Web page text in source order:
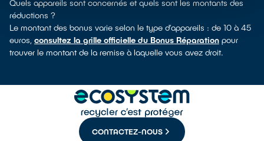
Quels appareils sont concernés et quels sont les montants des
réductions ?
Le montant des bonus varie selon le type d’appareils : de 10 à 45
euros, consultez la grille officielle du Bonus Réparation pour
trouver le montant de la remise à laquelle vous avez droit.
CONTACTEZ-NOUS